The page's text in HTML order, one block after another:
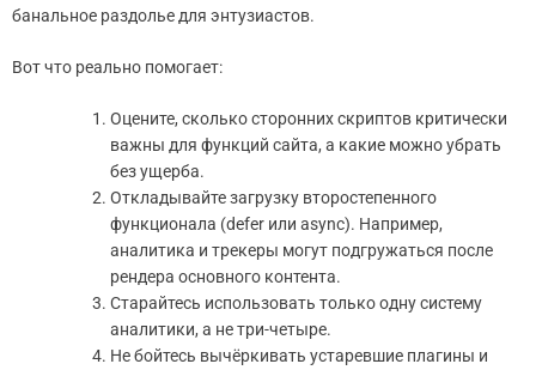
банальное раздолье для энтузиастов.
Вот что реально помогает:
Оцените, сколько сторонних скриптов критически
важны для функций сайта, а какие можно убрать
без ущерба.
Откладывайте загрузку второстепенного
функционала (defer или async). Например,
аналитика и трекеры могут подгружаться после
рендера основного контента.
Старайтесь использовать только одну систему
аналитики, а не три-четыре.
Не бойтесь вычёркивать устаревшие плагины и